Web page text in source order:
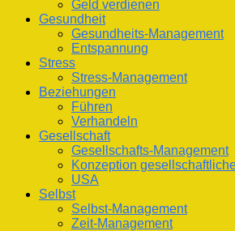
Geld verdienen
Gesundheit
Gesundheits-Management
Entspannung
Stress
Stress-Management
Beziehungen
Führen
Verhandeln
Gesellschaft
Gesellschafts-Management
Konzeption
USA
Selbst
Selbst-Management
Zeit-Management